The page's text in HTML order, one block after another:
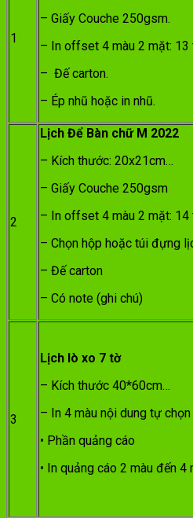
1
– Giấy Couche 250gsm.
– In offset 4 màu 2 mặt: 13
– Đế carton.
– Ép nhũ hoặc in nhũ.
2
Lịch Để Bàn chữ M 2022
– Kích thước: 20x21cm…
– Giấy Couche 250gsm
– In offset 4 màu 2 mặt: 14
– Chọn hộp hoặc túi đựng
– Đế carton
– Có note (ghi chú)
3
Lịch lò xo 7 tờ
– Kích thước 40*60cm…
– In 4 màu nội dung tự
• Phần quảng cáo
• In quảng cáo 2 màu đến 4